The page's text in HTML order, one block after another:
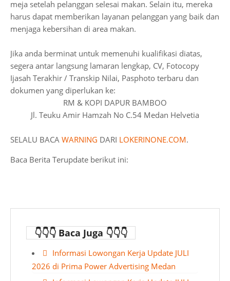
meja setelah pelanggan selesai makan. Selain itu, mereka
harus dapat memberikan layanan pelanggan yang baik dan
menjaga kebersihan di area makan.
Jika anda berminat untuk memenuhi kualifikasi diatas,
segera antar langsung lamaran lengkap, CV, Fotocopy
Ijasah Terakhir / Transkip Nilai, Pasphoto terbaru dan
dokumen yang diperlukan ke:
RM & KOPI DAPUR BAMBOO
Jl. Teuku Amir Hamzah No C.54 Medan Helvetia
SELALU BACA WARNING DARI LOKERINONE.COM.
Baca Berita Terupdate berikut ini:
👇👇👇 Baca Juga 👇👇👇
Informasi Lowongan Kerja Update JULI
2026 di Prima Power Advertising Medan